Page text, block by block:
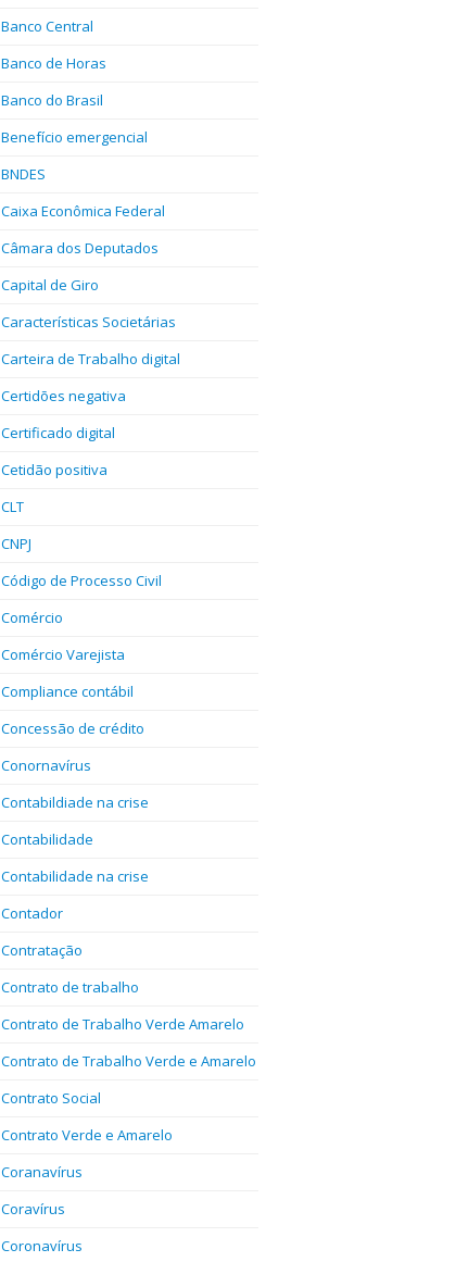
Banco Central
Banco de Horas
Banco do Brasil
Benefício emergencial
BNDES
Caixa Econômica Federal
Câmara dos Deputados
Capital de Giro
Características Societárias
Carteira de Trabalho digital
Certidões negativa
Certificado digital
Cetidão positiva
CLT
CNPJ
Código de Processo Civil
Comércio
Comércio Varejista
Compliance contábil
Concessão de crédito
Conornavírus
Contabildiade na crise
Contabilidade
Contabilidade na crise
Contador
Contratação
Contrato de trabalho
Contrato de Trabalho Verde Amarelo
Contrato de Trabalho Verde e Amarelo
Contrato Social
Contrato Verde e Amarelo
Coranavírus
Coravírus
Coronavírus